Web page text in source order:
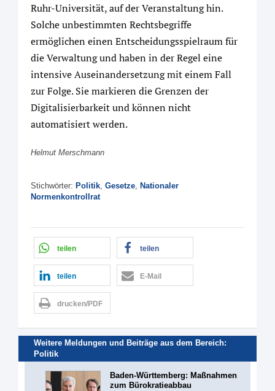
Ruhr-Universität, auf der Veranstaltung hin.
Solche unbestimmten Rechtsbegriffe
ermöglichen einen Entscheidungsspielraum für
die Verwaltung und haben in der Regel eine
intensive Auseinandersetzung mit einem Fall
zur Folge. Sie markieren die Grenzen der
Digitalisierbarkeit und können nicht
automatisiert werden.
Helmut Merschmann
Stichwörter: Politik Gesetze Nationaler
Normenkontrollrat
teilen teilen
teilen E-Mail
drucken/PDF
Weitere Meldungen und Beiträge aus dem Bereich:
Politik
Baden-Württemberg: Maßnahmen
zum Bürokratieabbau